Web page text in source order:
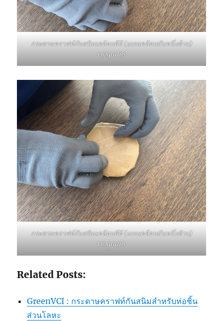
กระดาษคราฟท์กันสนิมเคลือบพีอี (แบบเคลือบมันหนึ่งด้าน)
110grams
กระดาษคราฟท์กันสนิมเคลือบพีอี (แบบเคลือบมันหนึ่งด้าน)
110grams
Related Posts:
GreenVCI : กระดาษคราฟท์กันสนิมสำหรับห่อชิ้น
ส่วนโลหะ